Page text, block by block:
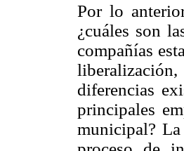
Por lo
¿cuáles son
compañías
diferencias
principales
municipal?